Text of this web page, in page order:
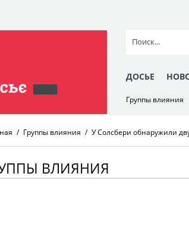
ДОСЬЕ
Группы влияния
Группы влияния У Солсбери обнаружили
ВЛИЯНИЯ